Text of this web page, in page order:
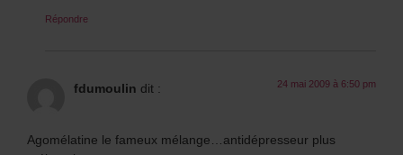
Répondre
fdumoulin dit : 24 mai 2009 à 6:50 pm
Agomélatine le fameux mélange…antidépresseur plus